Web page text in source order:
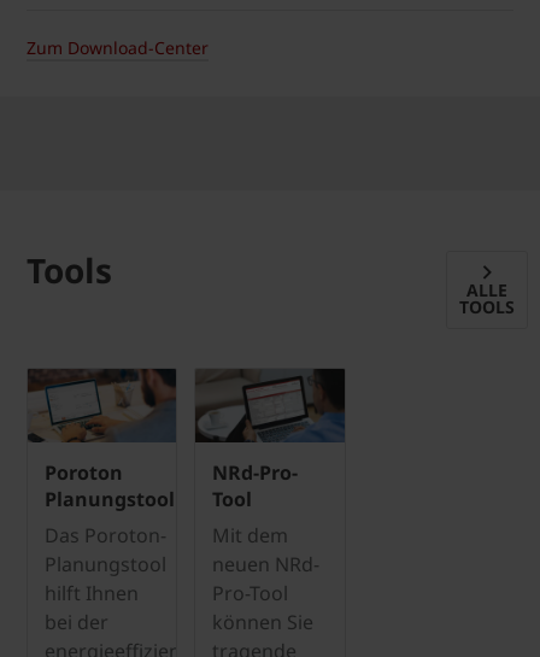
Zum Download-Center
Tools ALLE
TOOLS
Poroton
Planungstool
Das Poroton-
Planungstool
hilft Ihnen
bei der
energieeffizienten
NRd-Pro-
Tool
Mit dem
neuen NRd-
Pro-Tool
können Sie
tragende